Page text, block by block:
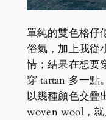
單純的雙色格仔
俗氣，加上我從
情；結果在想要
穿 tartan 多一點
以幾種顏色交疊
woven wool，